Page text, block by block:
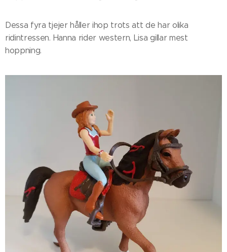
Dessa fyra tjejer håller ihop trots att de har olika
ridintressen. Hanna rider western, Lisa gillar mest
hoppning.